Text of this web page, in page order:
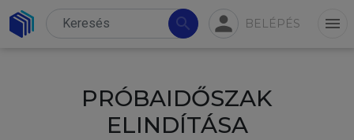
search person BELÉPÉS menu
PRÓBAIDŐSZAK
ELINDÍTÁSA